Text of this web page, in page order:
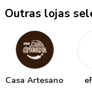
Outras lojas
Casa Artesano